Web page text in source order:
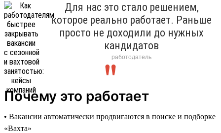
Для нас это стало решением,
которое реально работает. Раньше
просто не доходили до нужных
кандидатов
работодатель
Почему это работает
• Вакансии автоматически продвигаются в поиске и подборке
«Вахта»